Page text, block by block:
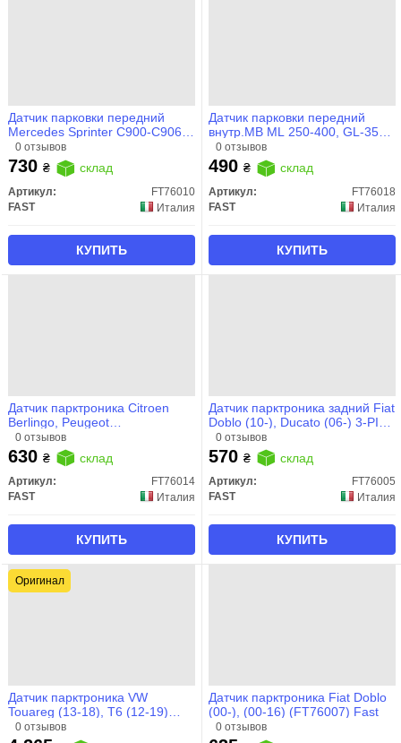
Датчик парковки передний
Mercedes Sprinter C900-C906,
ML W164, GL X164, SLK R171,
C W203, W204, GLK X204, E
W211, CL (FT76010) Fast
0 отзывов
730 ₴ склад
Артикул:
FT76010
FAST
Италия
КУПИТЬ
Датчик парковки передний
внутр.MB ML 250-400, GL-350-
500, GL-63, Mercedes Sprinter
906 (06-) (FT76018) Fast
0 отзывов
490 ₴ склад
Артикул:
FT76018
FAST
Италия
КУПИТЬ
Датчик парктроника Citroen
Berlingo, Peugeot
Partner/308/407 (08-) перед/зад
3-PIN (FT76014) Fast
0 отзывов
630 ₴ склад
Артикул:
FT76014
FAST
Италия
КУПИТЬ
Датчик парктроника задний Fiat
Doblo (10-), Ducato (06-) 3-PIN
(FT76005) Fast
0 отзывов
570 ₴ склад
Артикул:
FT76005
FAST
Италия
КУПИТЬ
Датчик парктроника VW
Touareg (13-18), T6 (12-19)
(1S0919275CGRU) VAG
0 отзывов
Оригинал
Датчик парктроника Fiat Doblo
(00-), (00-16) (FT76007) Fast
0 отзывов